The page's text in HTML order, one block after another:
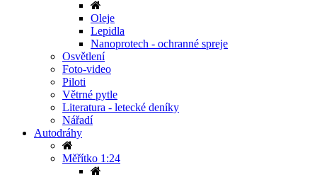
Oleje
Lepidla
Nanoprotech - ochranné spreje
Osvětlení
Foto-video
Piloti
Větrné pytle
Literatura - letecké deníky
Nářadí
Autodráhy
Měřítko 1:24